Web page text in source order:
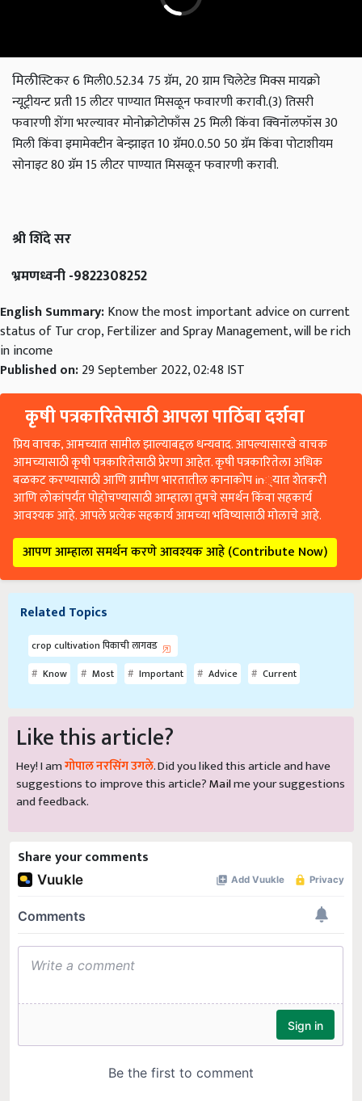
मिलीस्टिकर 6 मिली0.52.34 75 ग्रॅम,20 ग्राम चिलेटेड मिक्स मायक्रो
न्यूट्रीयन्ट प्रती 15 लीटर पाण्यात मिसळून फवारणी करावी.(3) तिसरी
फवारणीशेंगा भरल्यावरमोनोक्रोटोफाँस 25 मिली किंवा क्विनॉलफॉस 30
मिली किंवा इमामेक्‍टीन बेन्झाइत 10 ग्रॅम0.0.50 50 ग्रॅम किंवापोटाशीयम
सोनाइट 80 ग्रॅम 15 लीटर पाण्यात मिसळून फवारणी करावी.
श्री शिंदे सर
भ्रमणध्वनी -9822308252
English Summary:Know the most important advice on current
status of Tur crop, Fertilizer and Spray Management, will be rich
in income
Published on:29 September 2022, 02:48 IST
कृषी पत्रकारितेसाठी आपला पाठिंबा दर्शवा
प्रिय वाचक, आमच्यात सामील झाल्याबद्दल धन्यवाद. आपल्यासारखे वाचक
आमच्यासाठी कृषी पत्रकारितेसाठी प्रेरणा आहेत. कृषी पत्रकारितेला अधिक
बळकट करण्यासाठी आणि ग्रामीण भारतातील कानाकोप in्यात शेतकरी
आणि लोकांपर्यंत पोहोचण्यासाठी आम्हाला तुमचे समर्थन किंवा सहकार्य
आवश्यक आहे. आपले प्रत्येक सहकार्य आमच्या भविष्यासाठी मोलाचे आहे.
आपण आम्हाला समर्थन करणे आवश्यक आहे (Contribute Now)
Related Topics
crop cultivation पिकाची लागवड
Know
Most Important Advice Current
Like this article?
Hey! I amगोपाल नरसिंग उगले. Did you liked this article and have
suggestions to improve this article?Mailme your suggestions
and feedback.
Share your comments